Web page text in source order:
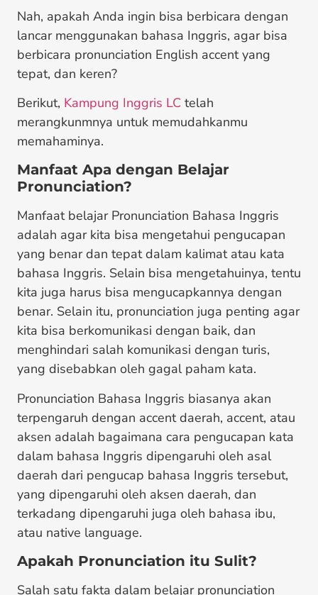
Nah, apakah Anda ingin bisa berbicara dengan
lancar menggunakan bahasa Inggris, agar bisa
berbicara pronunciation English accent yang
tepat, dan keren?
Berikut, Kampung Inggris LC telah
merangkunmnya untuk memudahkanmu
memahaminya.
Manfaat Apa dengan Belajar
Pronunciation?
Manfaat belajar Pronunciation Bahasa Inggris
adalah agar kita bisa mengetahui pengucapan
yang benar dan tepat dalam kalimat atau kata
bahasa Inggris. Selain bisa mengetahuinya, tentu
kita juga harus bisa mengucapkannya dengan
benar. Selain itu, pronunciation juga penting agar
kita bisa berkomunikasi dengan baik, dan
menghindari salah komunikasi dengan turis,
yang disebabkan oleh gagal paham kata.
Pronunciation Bahasa Inggris biasanya akan
terpengaruh dengan accent daerah, accent, atau
aksen adalah bagaimana cara pengucapan kata
dalam bahasa Inggris dipengaruhi oleh asal
daerah dari pengucap bahasa Inggris tersebut,
yang dipengaruhi oleh aksen daerah, dan
terkadang dipengaruhi juga oleh bahasa ibu,
atau native language.
Apakah Pronunciation itu Sulit?
Salah satu fakta dalam belajar pronunciation